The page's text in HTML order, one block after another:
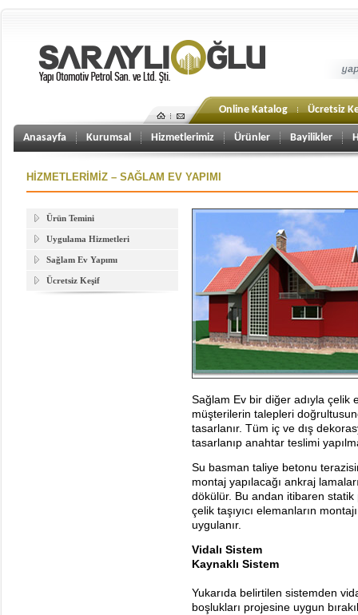
Online Katalog Ücretsiz
Anasayfa Kurumsal Hizmetlerimiz Ürünler Bayilikler
HİZMETLERİMİZ – SAĞLAM EV YAPIMI
Ürün Temini
Uygulama Hizmetleri
Sağlam Ev Yapımı
Ücretsiz Keşif
Sağlam Ev bir diğer adıyla çelik
müşterilerin talepleri
tasarlanır. Tüm iç ve dış
tasarlanıp anahtar teslimi
Su basman taliye betonu
montaj yapılacağı ankraj
dökülür. Bu andan itibaren
çelik taşıyıcı elemanların
uygulanır.
Vidalı Sistem
Kaynaklı Sistem
Yukarıda belirtilen sistemden
boşlukları projesine uygun